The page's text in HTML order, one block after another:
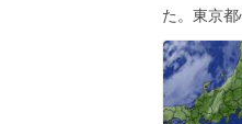
た。東京都